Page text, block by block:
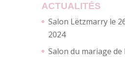
ACTUALITÉS
Salon Lëtzmarry le
2024
Salon du mariage